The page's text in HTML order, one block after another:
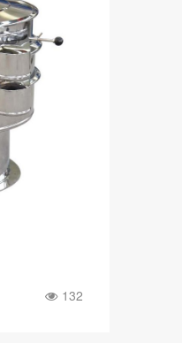
132